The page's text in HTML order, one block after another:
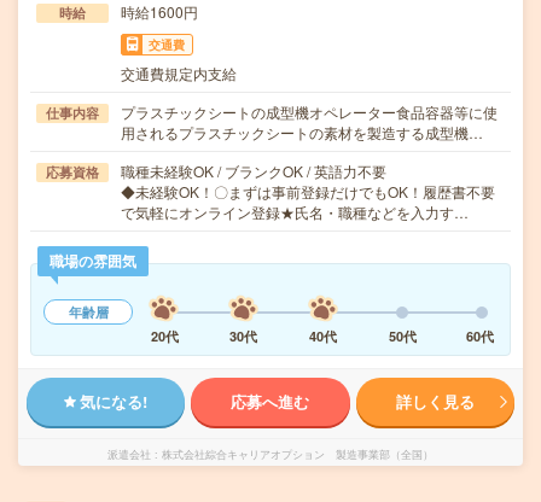
時給 時給1600円
交通費
交通費規定内支給
仕事内容
プラスチックシートの成型機オペレーター食品容器等に使
用されるプラスチックシートの素材を製造する成型機…
応募資格
職種未経験OK / ブランクOK / 英語力不要
◆未経験OK！〇まずは事前登録だけでもOK！履歴書不要
で気軽にオンライン登録★氏名・職種などを入力す…
職場の雰囲気
年齢層
20代
30代 40代 50代 60代
気になる! 応募へ進む 詳しく見る
派遣会社 株式会社綜合キャリアオプション 製造事業部（全国）